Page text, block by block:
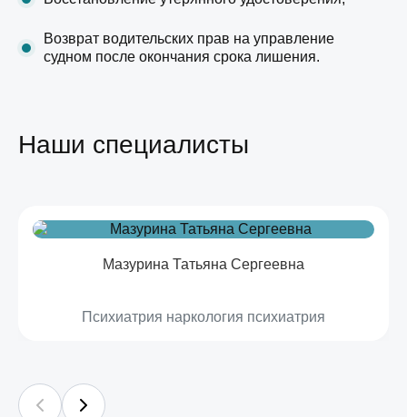
Возврат водительских прав на управление
судном после окончания срока лишения.
Наши специалисты
Мазурина Татьяна Сергеевна
Психиатрия наркология психиатрия